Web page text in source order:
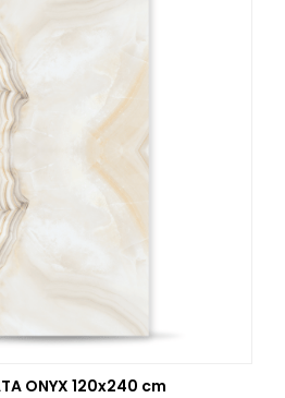
ONYX 120x240 cm